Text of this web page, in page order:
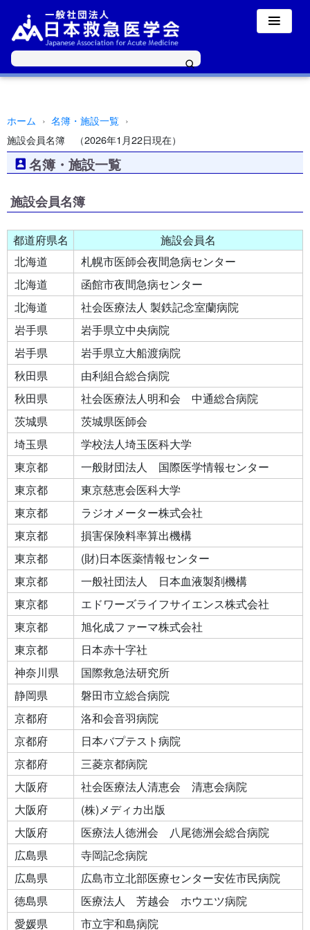
ホーム
名簿・施設一覧
施設会員名簿 （2026年1月22日現在）
名簿・施設一覧
施設会員名簿
都道府県名
施設会員名
北海道
札幌市医師会夜間急病センター
北海道
函館市夜間急病センター
北海道
社会医療法人 製鉄記念室蘭病院
岩手県
岩手県立中央病院
岩手県
岩手県立大船渡病院
秋田県
由利組合総合病院
秋田県
社会医療法人明和会 中通総合病院
茨城県
茨城県医師会
埼玉県
学校法人埼玉医科大学
東京都
一般財団法人 国際医学情報センター
東京都
東京慈恵会医科大学
東京都
ラジオメーター株式会社
東京都
損害保険料率算出機構
東京都
(財)日本医薬情報センター
東京都
一般社団法人 日本血液製剤機構
東京都
エドワーズライフサイエンス株式会社
東京都
旭化成ファーマ株式会社
東京都
日本赤十字社
神奈川県
国際救急法研究所
静岡県
磐田市立総合病院
京都府
洛和会音羽病院
京都府
日本バプテスト病院
京都府
三菱京都病院
大阪府
社会医療法人清恵会 清恵会病院
大阪府
(株)メディカ出版
大阪府
医療法人徳洲会 八尾徳洲会総合病院
広島県
寺岡記念病院
広島県
広島市立北部医療センター安佐市民病院
徳島県
医療法人 芳越会 ホウエツ病院
愛媛県
市立宇和島病院